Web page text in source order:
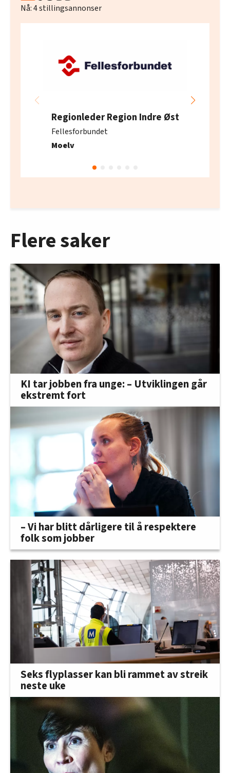
Nå:4stillingsannonser
Regionleder Region Indre Øst
Fellesforbundet
Moelv
Flere saker
KI tar jobben fra unge: – Utviklingen går
ekstremt fort
– Vi har blitt dårligere til å respektere
folk som jobber
Seks flyplasser kan bli rammet av streik
neste uke